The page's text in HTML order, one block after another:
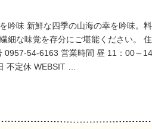
吟味 新鮮な四季の山海の幸を吟味。
細な味覚を存分にご堪能ください。
0957-54-6163 営業時間 昼 11：00～
不定休 WEBSIT …